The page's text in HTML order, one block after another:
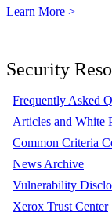
Learn More >
Security
Frequently Asked
Articles and White
Common Criteria
News Archive
Vulnerability
Xerox Trust Center